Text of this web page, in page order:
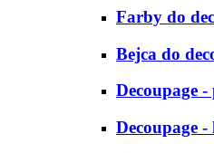
Farby do
Bejca do
Decoupage
Decoupage